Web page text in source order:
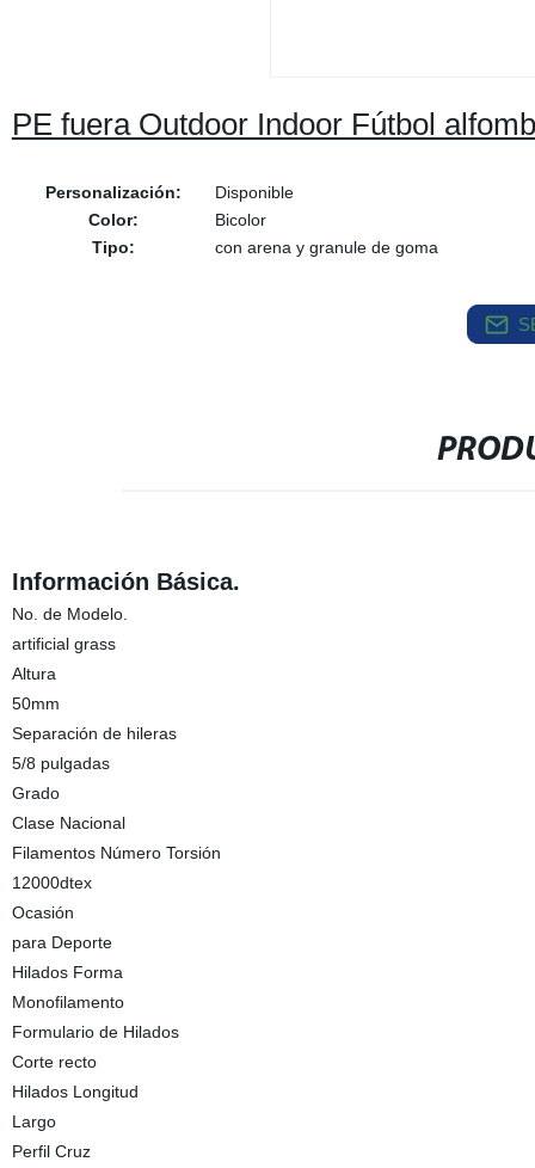
PE fuera Outdoor Indoor Fútbol
Personalización:
Disponible
Color:
Bicolor
Tipo:
con arena y granule de goma
Información Básica.
No. de Modelo.
artificial grass
Altura
50mm
Separación de hileras
5/8 pulgadas
Grado
Clase Nacional
Filamentos Número Torsión
12000dtex
Ocasión
para Deporte
Hilados Forma
Monofilamento
Formulario de Hilados
Corte recto
Hilados Longitud
Largo
Perfil Cruz